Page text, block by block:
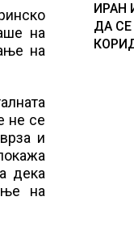
на
на
не се
и
дека
на
ИРАН
ДА